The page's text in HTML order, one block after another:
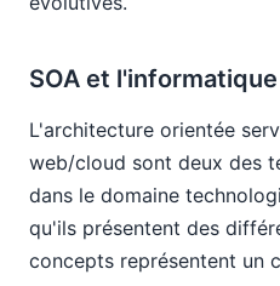
SOA et
L'architecture orientée
web/cloud sont deux des
dans le domaine
qu'ils présentent des
concepts représentent un